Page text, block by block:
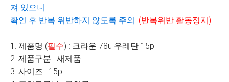
져 있으니
확인 후 반복 위반하지 않도록 주의. (반복위반 활동정지)
1. 제품명 (필수) : 크라운 78u 우레탄 15p
2. 제품구분 : 새제품
3. 사이즈 : 15p